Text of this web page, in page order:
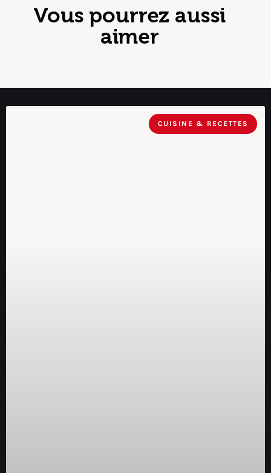
Vous pourrez aussi
aimer
CUISINE & RECETTES